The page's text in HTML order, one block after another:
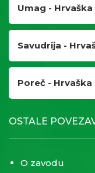
Umag - Hrvaška
Savudrija -
Poreč - Hrvaška
OSTALE
O zavodu